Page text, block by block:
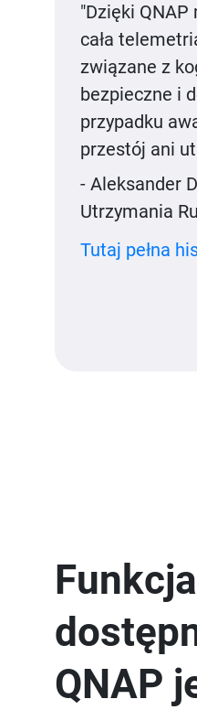
"Dzięki
cała
związane z
bezpieczne i
przypadku
przestój ani
- Aleksander
Utrzymania
Tutaj pełna
QNAP